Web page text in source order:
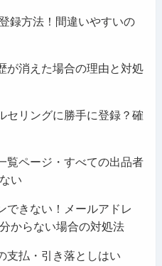
録方法！間違いやすいの
が消えた場合の理由と対処
セリングに勝手に登録？確
覧ページ・すべての出品者
い
できない！メールアドレ
からない場合の対処法
支払・引き落としはい